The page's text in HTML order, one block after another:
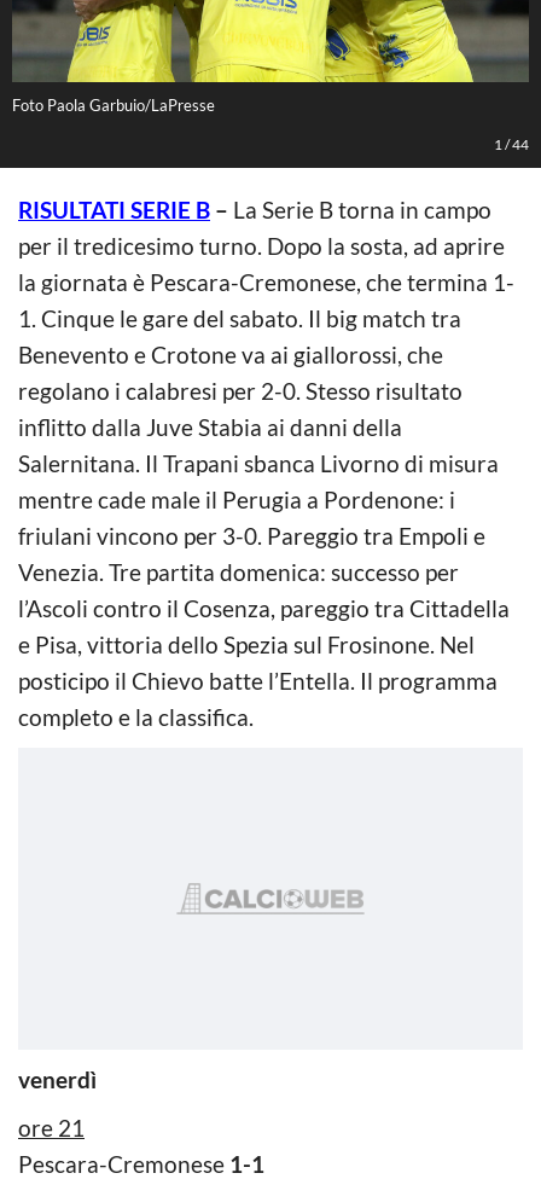
Foto Paola Garbuio/LaPresse
1 /44
RISULTATI SERIE B – La Serie B torna in campo
per il tredicesimo turno. Dopo la sosta, ad aprire
la giornata è Pescara-Cremonese, che termina 1-
1. Cinque le gare del sabato. Il big match tra
Benevento e Crotone va ai giallorossi, che
regolano i calabresi per 2-0. Stesso risultato
inflitto dalla Juve Stabia ai danni della
Salernitana. Il Trapani sbanca Livorno di misura
mentre cade male il Perugia a Pordenone: i
friulani vincono per 3-0. Pareggio tra Empoli e
Venezia. Tre partita domenica: successo per
l’Ascoli contro il Cosenza, pareggio tra Cittadella
e Pisa, vittoria dello Spezia sul Frosinone. Nel
posticipo il Chievo batte l’Entella. Il programma
completo e la classifica.
venerdì
ore 21
Pescara-Cremonese 1-1